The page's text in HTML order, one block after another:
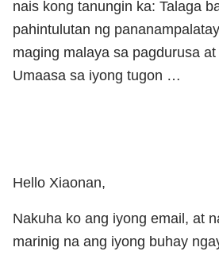
nais kong tanungin ka: Talaga
pahintulutan ng
maging malaya sa pagdurusa
Umaasa sa iyong tugon …
Hello Xiaonan,
Nakuha ko ang iyong email, at
marinig na ang iyong buhay